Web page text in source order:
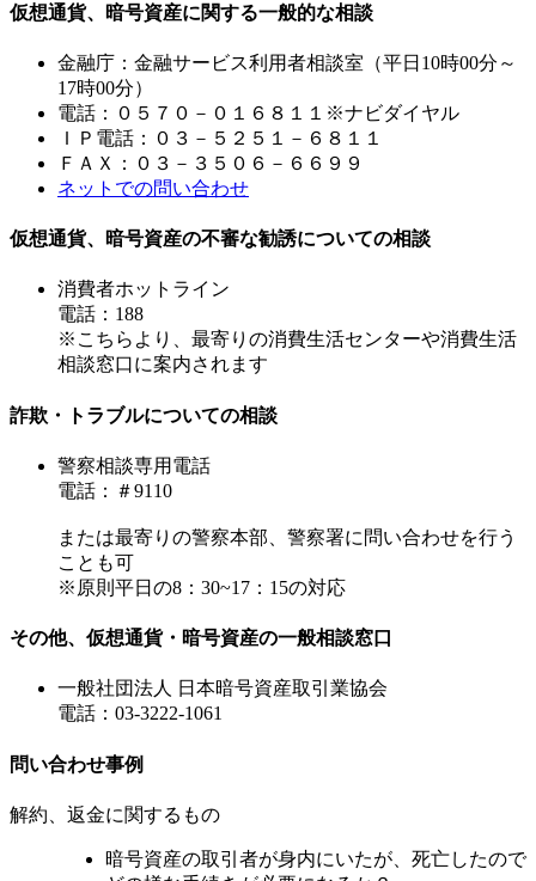
仮想通貨、暗号資産に関する一般的な相談
金融庁：金融サービス利用者相談室（平日10時00分～
17時00分）
電話：０５７０－０１６８１１※ナビダイヤル
ＩＰ電話：０３－５２５１－６８１１
ＦＡＸ：０３－３５０６－６６９９
ネットでの問い合わせ
仮想通貨、暗号資産の不審な勧誘についての相談
消費者ホットライン
電話：188
※こちらより、最寄りの消費生活センターや消費生活
相談窓口に案内されます
詐欺・トラブルについての相談
警察相談専用電話
電話：＃9110
または最寄りの警察本部、警察署に問い合わせを行う
ことも可
※原則平日の8：30~17：15の対応
その他、仮想通貨・暗号資産の一般相談窓口
一般社団法人 日本暗号資産取引業協会
電話：03-3222-1061
問い合わせ事例
解約、返金に関するもの
暗号資産の取引者が身内にいたが、死亡したので